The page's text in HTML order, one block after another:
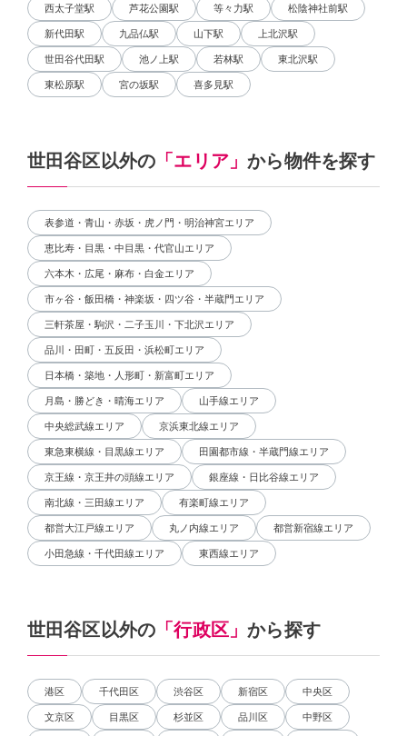
西太子堂駅 芦花公園駅 等々力駅 松陰神社前駅
新代田駅 九品仏駅 山下駅 上北沢駅
世田谷代田駅 池ノ上駅 若林駅 東北沢駅
東松原駅 宮の坂駅 喜多見駅
世田谷区以外の 「エリア」から物件を探す
表参道・青山・赤坂・虎ノ門・明治神宮エリア
恵比寿・目黒・中目黒・代官山エリア
六本木・広尾・麻布・白金エリア
市ヶ谷・飯田橋・神楽坂・四ツ谷・半蔵門エリア
三軒茶屋・駒沢・二子玉川・下北沢エリア
品川・田町・五反田・浜松町エリア
日本橋・築地・人形町・新富町エリア
月島・勝どき・晴海エリア 山手線エリア
中央総武線エリア 京浜東北線エリア
東急東横線・目黒線エリア 田園都市線・半蔵門線エリア
京王線・京王井の頭線エリア 銀座線・日比谷線エリア
南北線・三田線エリア 有楽町線エリア
都営大江戸線エリア 丸ノ内線エリア 都営新宿線エリア
小田急線・千代田線エリア 東西線エリア
世田谷区以外の 「行政区」から探す
港区 千代田区 渋谷区 新宿区 中央区
文京区 目黒区 杉並区 品川区 中野区